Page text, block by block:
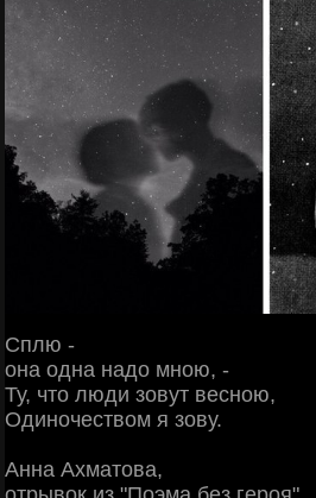
Сплю -
она одна надо мною, -
Ту, что люди зовут весною,
Одиночеством я зову.
Анна Ахматова,